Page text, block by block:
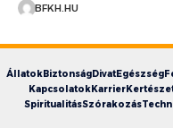
BFKH.HU
ÁllatokBiztonságDivatEgészség
KapcsolatokKarrier
SpiritualitásSzórakozás